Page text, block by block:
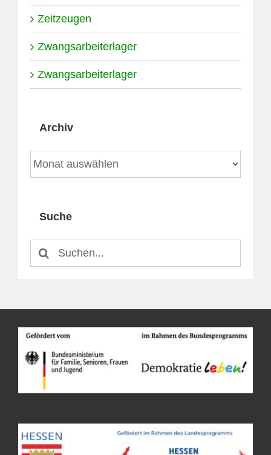
Zeitzeugen
Zwangsarbeiterlager
Zwangsarbeiterlager
Archiv
Suche
Suche
nach: